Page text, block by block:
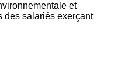
et
des salariés exerçant